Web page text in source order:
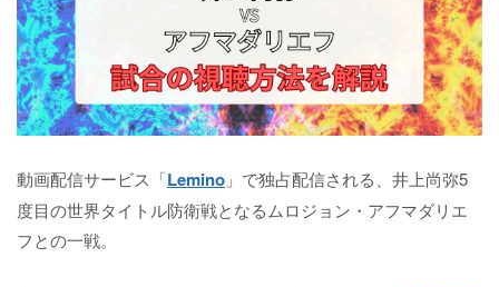
動画配信サービス「Lemino 」で独占配信される、井上尚弥5
度目の世界タイトル防衛戦となるムロジョン・アフマダリエ
フとの一戦。